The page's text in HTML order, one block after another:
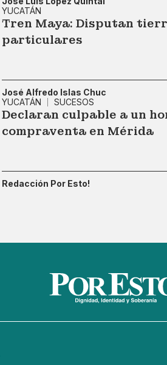
YUCATÁN
Tren Maya: Disputan
particulares
José Alfredo Islas Chuc
YUCATÁN
SUCESOS
Declaran culpable a un
compraventa en Mérida
Redacción Por Esto!